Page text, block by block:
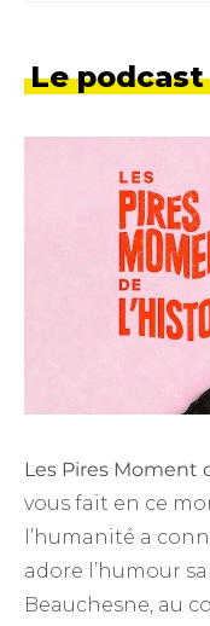
Le
Les Pires Moment
vous fait en ce
l’humanité a
adore l’humour
Beauchesne, au